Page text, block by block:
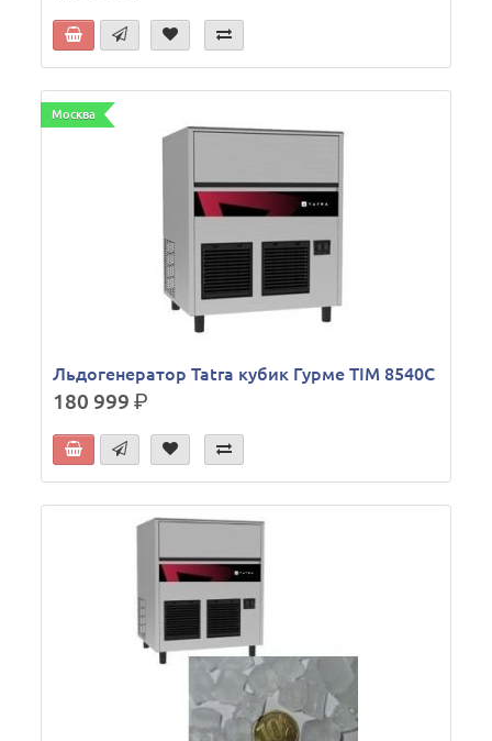
Москва
Льдогенератор Tatra кубик Гурме TIM 8540C
180 999р.